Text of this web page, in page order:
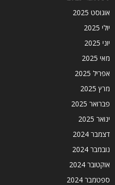
אוגוסט 2025
יולי 2025
יוני 2025
מאי 2025
אפריל 2025
מרץ 2025
פברואר 2025
ינואר 2025
דצמבר 2024
נובמבר 2024
אוקטובר 2024
ספטמבר 2024